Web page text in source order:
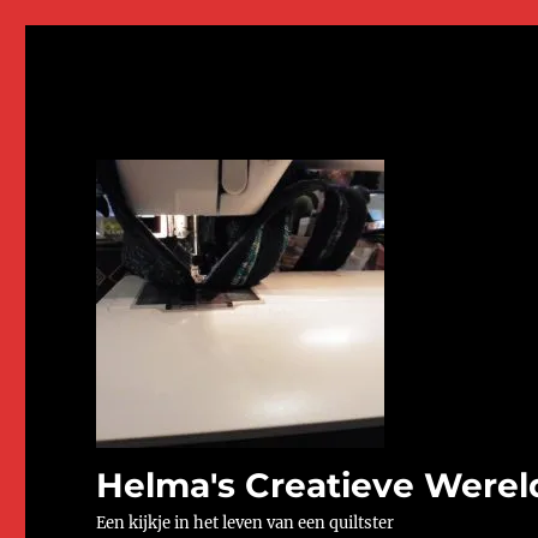
Helma's Creatieve
Een kijkje in het leven van een quiltster